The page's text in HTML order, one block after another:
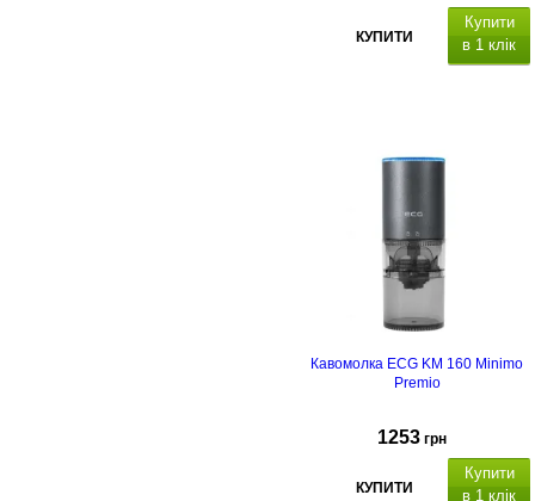
КУПИТИ
Купити
в 1 клік
Кавомолка ECG KM 160 Minimo
Premio
1253 грн
КУПИТИ
Купити
в 1 клік